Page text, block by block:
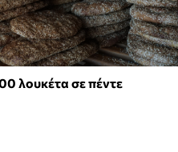
λουκέτα σε πέντε